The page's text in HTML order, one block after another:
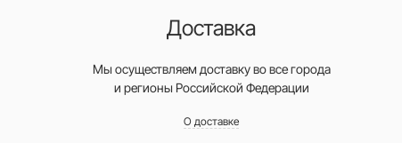
Доставка
Мы осуществляем доставку во все города
и регионы Российской Федерации
О доставке